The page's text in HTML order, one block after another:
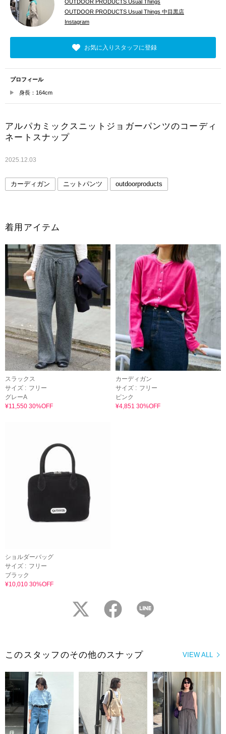
OUTDOOR PRODUCTS Usual Things
OUTDOOR PRODUCTS Usual Things 中目黒店
Instagram
お気に入りスタッフに登録
プロフィール
身長：164cm
アルパカミックスニットジョガーパンツのコーディ
ネートスナップ
2025.12.03
カーディガン ニットパンツ outdoorproducts
着用アイテム
スラックス
サイズ : フリー
グレーA
¥11,550 30%OFF
カーディガン
サイズ : フリー
ピンク
¥4,851 30%OFF
ショルダーバッグ
サイズ : フリー
ブラック
¥10,010 30%OFF
twitter facebook
VIEW ALL
このスタッフのその他のスナップ